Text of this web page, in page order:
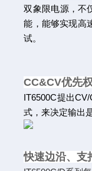
双象限电源，不
能，能够实现高
试。
CC&CV优先
IT6500C提出
式，来决定输出
快速边沿、支